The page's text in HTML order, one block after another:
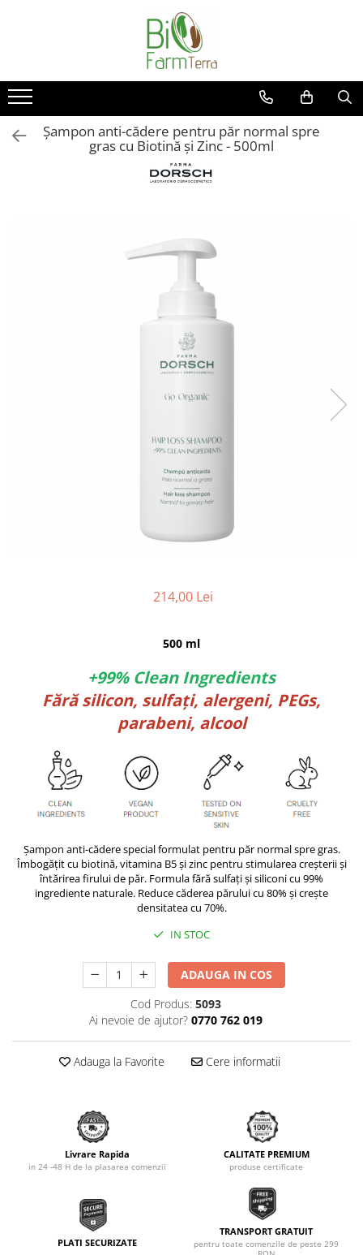
Anti age
Curatare ten
Protectie solara
Farma Dorsch
Froika
IbizaloeȘampon anti-cădere pentru păr normal spre
gras cu Biotină și Zinc - 500ml
214,00 Lei
500 ml
+99% Clean Ingredients
Fără silicon, sulfați, alergeni, PEGs,
parabeni, alcool
Șampon anti-cădere special formulat pentru păr normal spre gras.
Îmbogățit cu biotină, vitamina B5 și zinc pentru stimularea creșterii și
întărirea firului de păr. Formula fără sulfați și siliconi cu 99%
ingrediente naturale. Reduce căderea părului cu 80% și crește
densitatea cu 70%.
IN STOC
ADAUGA IN COS
Cod Produs: 5093
Ai nevoie de ajutor? 0770 762 019
Adauga la Favorite Cere informatii
Livrare Rapida
in 24 -48 H de la plasarea comenzii
CALITATE PREMIUM
produse certificate
PLATI SECURIZATE
TRANSPORT GRATUIT
pentru toate comenzile de peste 299